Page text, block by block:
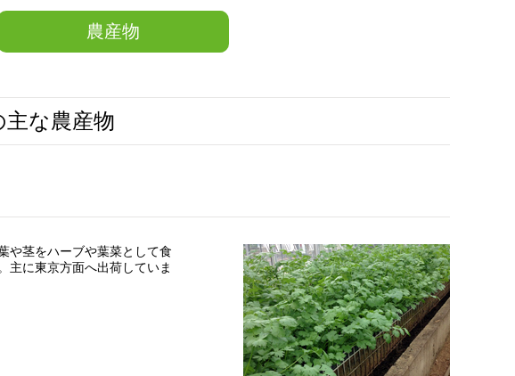
農産物
な農産物
や茎をハーブや葉菜として食
主に東京方面へ出荷していま